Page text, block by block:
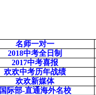
名师一对一
2018中考全日制
2017中考喜报
欢欢中考历年战绩
欢欢新媒体
国际部-直通海外名校